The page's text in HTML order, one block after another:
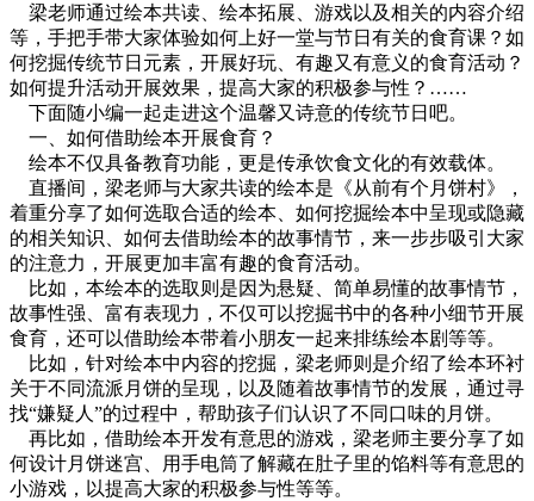
梁老师通过绘本共读、绘本拓展、游戏以及相关的内容介绍
等，手把手带大家体验如何上好一堂与节日有关的食育课？如
何挖掘传统节日元素，开展好玩、有趣又有意义的食育活动？
如何提升活动开展效果，提高大家的积极参与性？……
下面随小编一起走进这个温馨又诗意的传统节日吧。
一、如何借助绘本开展食育？
绘本不仅具备教育功能，更是传承饮食文化的有效载体。
直播间，梁老师与大家共读的绘本是《从前有个月饼村》，
着重分享了如何选取合适的绘本、如何挖掘绘本中呈现或隐藏
的相关知识、如何去借助绘本的故事情节，来一步步吸引大家
的注意力，开展更加丰富有趣的食育活动。
比如，本绘本的选取则是因为悬疑、简单易懂的故事情节，
故事性强、富有表现力，不仅可以挖掘书中的各种小细节开展
食育，还可以借助绘本带着小朋友一起来排练绘本剧等等。
比如，针对绘本中内容的挖掘，梁老师则是介绍了绘本环衬
关于不同流派月饼的呈现，以及随着故事情节的发展，通过寻
找“嫌疑人”的过程中，帮助孩子们认识了不同口味的月饼。
再比如，借助绘本开发有意思的游戏，梁老师主要分享了如
何设计月饼迷宫、用手电筒了解藏在肚子里的馅料等有意思的
小游戏，以提高大家的积极参与性等等。